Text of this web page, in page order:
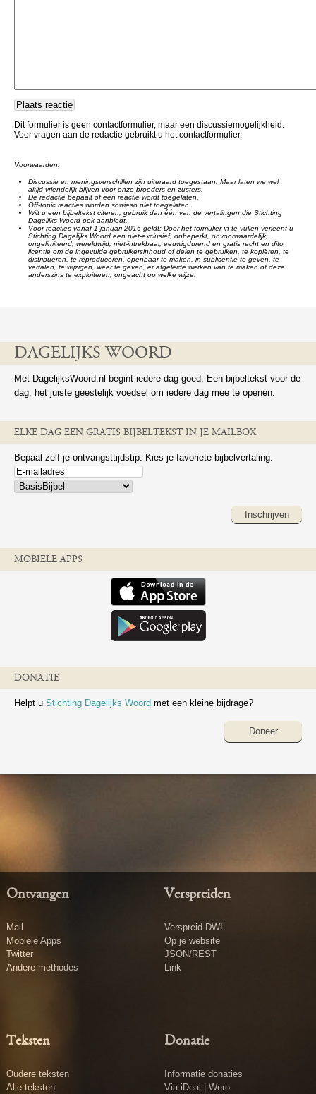
Dit formulier is geen contactformulier, maar een discussiemogelijkheid.
Voor vragen aan de redactie gebruikt u het contactformulier.
Voorwaarden:
Discussie en meningsverschillen zijn uiteraard toegestaan. Maar laten we wel
altijd vriendelijk blijven voor onze broeders en zusters.
De redactie bepaalt of een reactie wordt toegelaten.
Off-topic reacties worden sowieso niet toegelaten.
Wilt u een bijbeltekst citeren, gebruik dan één van de vertalingen die Stichting
Dagelijks Woord ook aanbiedt.
Voor reacties vanaf 1 januari 2016 geldt: Door het formulier in te vullen verleent u
Stichting Dagelijks Woord een niet-exclusief, onbeperkt, onvoorwaardelijk,
ongelimiteerd, wereldwijd, niet-intrekbaar, eeuwigdurend en gratis recht en dito
licentie om de ingevulde gebruikersinhoud of delen te gebruiken, te kopiëren, te
distribueren, te reproduceren, openbaar te maken, in sublicentie te geven, te
vertalen, te wijzigen, weer te geven, er afgeleide werken van te maken of deze
anderszins te exploiteren, ongeacht op welke wijze.
DAGELIJKS WOORD
Met DagelijksWoord.nl begint iedere dag goed. Een bijbeltekst voor de
dag, het juiste geestelijk voedsel om iedere dag mee te openen.
ELKE DAG EEN GRATIS BIJBELTEKST IN JE MAILBOX
Bepaal zelf je ontvangsttijdstip. Kies je favoriete bijbelvertaling.
Inschrijven
MOBIELE APPS
DONATIE
Helpt u Stichting Dagelijks Woord met een kleine bijdrage?
Doneer
Ontvangen
Mail
Mobiele Apps
Twitter
Andere methodes
Verspreiden
Verspreid DW!
Op je website
JSON/REST
Link
Teksten
Oudere teksten
Alle teksten
Donatie
Informatie donaties
Via iDeal | Wero